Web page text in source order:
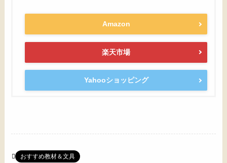
Amazon
楽天市場
Yahooショッピング
おすすめ教材＆文具